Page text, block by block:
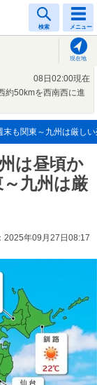
検索 メニュー
現在地
08日02:00現在
約50kmを西南西に進
も関東～九州は厳し
は昼頃か
九州は厳
2025年09月27日08:17